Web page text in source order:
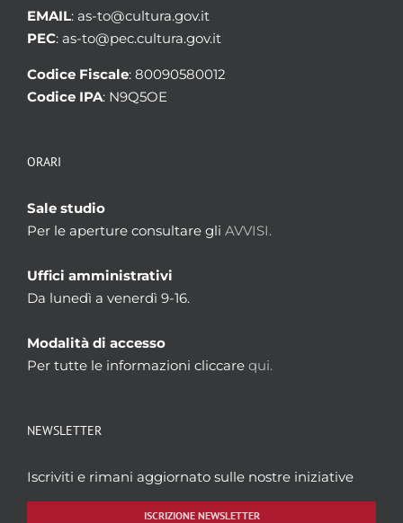
EMAIL: as-to@cultura.gov.it
PEC: as-to@pec.cultura.gov.it
Codice Fiscale: 80090580012
Codice IPA: N9Q5OE
ORARI
Sale studio
Per le aperture consultare gli AVVISI.
Uffici amministrativi
Da lunedì a venerdì 9-16.
Modalità di accesso
Per tutte le informazioni cliccare qui.
NEWSLETTER
Iscriviti e rimani aggiornato sulle nostre iniziative
ISCRIZIONE NEWSLETTER